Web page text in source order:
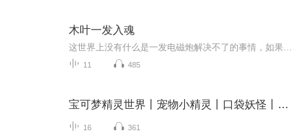
木叶一发入魂
11 485
宝可梦精灵世界丨宠物小精灵丨口袋妖怪丨精灵宝可梦
16 361